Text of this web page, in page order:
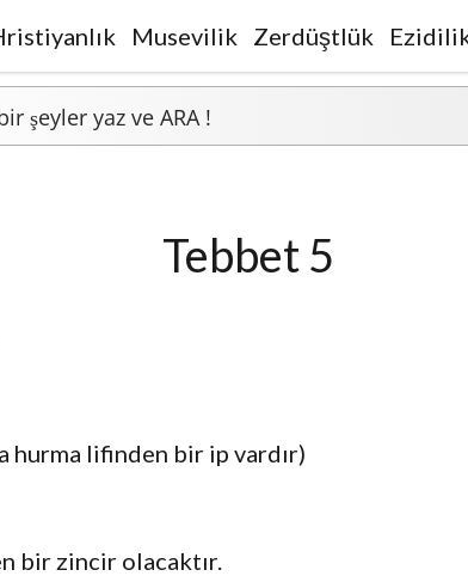
Musevilik Zerdüştlük
Tebbet 5
hurma lifinden bir ip vardır)
bir zincir olacaktır.